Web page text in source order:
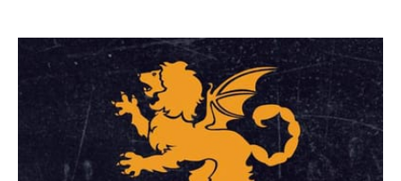
changer d'ambiance